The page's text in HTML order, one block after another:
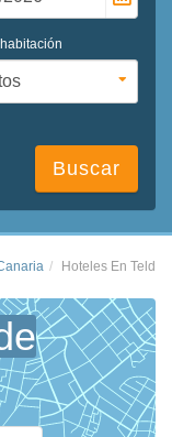
Buscar
Hoteles En Telde